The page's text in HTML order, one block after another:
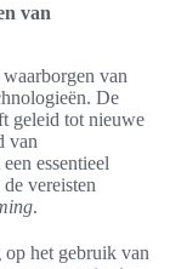
van
van
De
geleid tot nieuwe
van
essentieel
vereisten
.
op het gebruik van